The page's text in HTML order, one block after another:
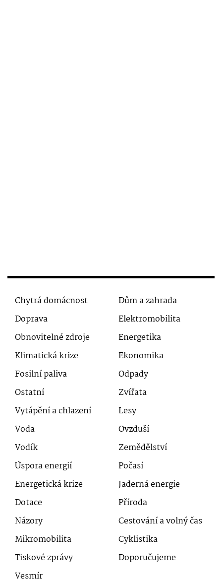
Chytrá domácnost
Dům a zahrada
Doprava
Elektromobilita
Obnovitelné zdroje
Energetika
Klimatická krize
Ekonomika
Fosilní paliva
Odpady
Ostatní
Zvířata
Vytápění a chlazení
Lesy
Voda
Ovzduší
Vodík
Zemědělství
Úspora energií
Počasí
Energetická krize
Jaderná energie
Dotace
Příroda
Názory
Cestování a volný čas
Mikromobilita
Cyklistika
Tiskové zprávy
Doporučujeme
Vesmír